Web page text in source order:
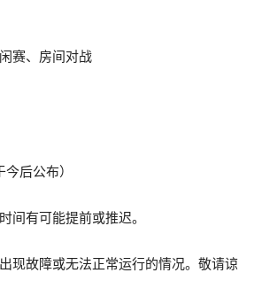
赛、房间对战
后公布）
间有可能提前或推迟。
现故障或无法正常运行的情况。敬请谅